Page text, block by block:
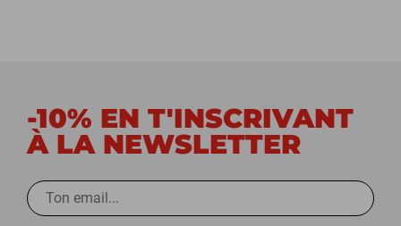
-10% EN T'INSCRIVANT
À LA NEWSLETTER